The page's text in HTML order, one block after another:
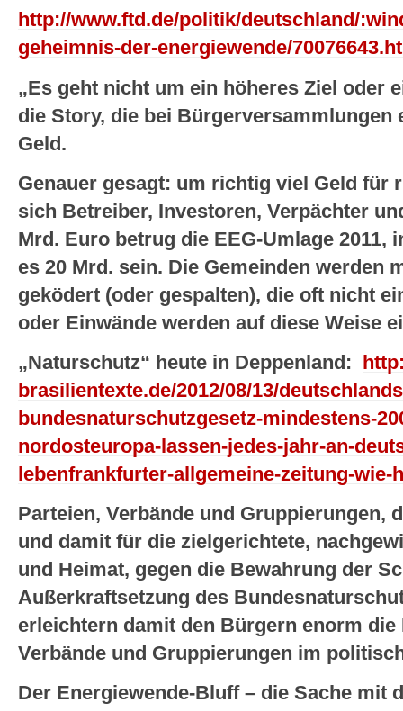
http://www.ftd.de/politik/deutschland/
geheimnis-der-energiewende/
„Es geht nicht um ein höheres Ziel oder
die Story, die bei Bürgerversammlungen
Geld.
Genauer gesagt: um richtig viel Geld für
sich Betreiber, Investoren, Verpächter
Mrd. Euro betrug die EEG-Umlage 2011,
es 20 Mrd. sein. Die Gemeinden werden
geködert (oder gespalten), die oft nicht
oder Einwände werden auf diese Weise
„Naturschutz“ heute in Deppenland:
brasilientexte.de/2012/08/13/
bundesnaturschutzgesetz-mindestens-
nordosteuropa-lassen-jedes-jahr-an-
lebenfrankfurter-allgemeine-zeitung-wie-
Parteien, Verbände und Gruppierungen,
und damit für die zielgerichtete,
und Heimat, gegen die Bewahrung der
Außerkraftsetzung des
erleichtern damit den Bürgern enorm
Verbände und Gruppierungen im
Der Energiewende-Bluff – die Sache mit